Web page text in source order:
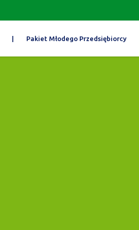
| Pakiet Młodego Przedsiębiorcy